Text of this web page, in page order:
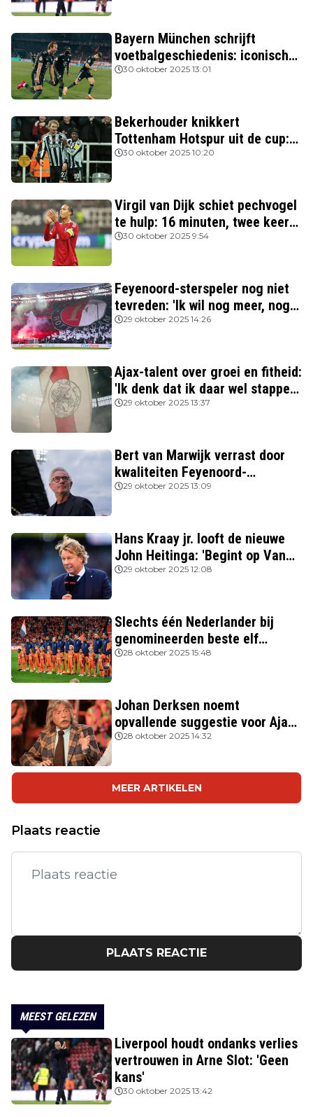
Bayern München schrijft
voetbalgeschiedenis: iconische
Nederlanders verslagen
30 oktober 2025 13:01
Bekerhouder knikkert
Tottenham Hotspur uit de cup:
drie van de vier topclubs nog in
30 oktober 2025 10:20
Virgil van Dijk schiet pechvogel
te hulp: 16 minuten, twee keer
rood
30 oktober 2025 9:54
Feyenoord-sterspeler nog niet
tevreden: 'Ik wil nog meer, nog
beter spelen'
29 oktober 2025 14:26
Ajax-talent over groei en fitheid:
'Ik denk dat ik daar wel stappen
in heb gezet'
29 oktober 2025 13:37
Bert van Marwijk verrast door
kwaliteiten Feyenoord-
aanvoerder: 'Niemand zag
29 oktober 2025 13:09
Hans Kraay jr. looft de nieuwe
John Heitinga: 'Begint op Van
Gaal te lijken'
29 oktober 2025 12:08
Slechts één Nederlander bij
genomineerden beste elf
FIFPRO
28 oktober 2025 15:48
Johan Derksen noemt
opvallende suggestie voor Ajax:
'Wacht op hem als opvolger van
28 oktober 2025 14:32
MEER ARTIKELEN
Plaats reactie
PLAATS REACTIE
MEEST GELEZEN
Liverpool houdt ondanks verlies
vertrouwen in Arne Slot: 'Geen
kans'
30 oktober 2025 13:42